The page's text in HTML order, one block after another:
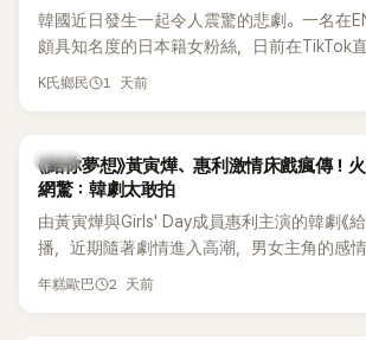
韓國近日發生一起令人震驚的悲劇。一名在
頗具知名度的日本籍女粉絲，日前在TikTok
終不幸身亡，消息曝光後震驚韓網，也讓不
K氏鄉民 1 天前
韓劇
《給你夢想》黃寅燁、惠利激情床戲瘋傳！
網驚：韓劇太敢拍
由黃寅燁與Girls' Day成員惠利主演的韓劇《
播，近期隨著劇情進入高潮，男女主角的感
新播出的第8集不僅上演火辣吻戲，更接連出
年糕歐巴 2 天前